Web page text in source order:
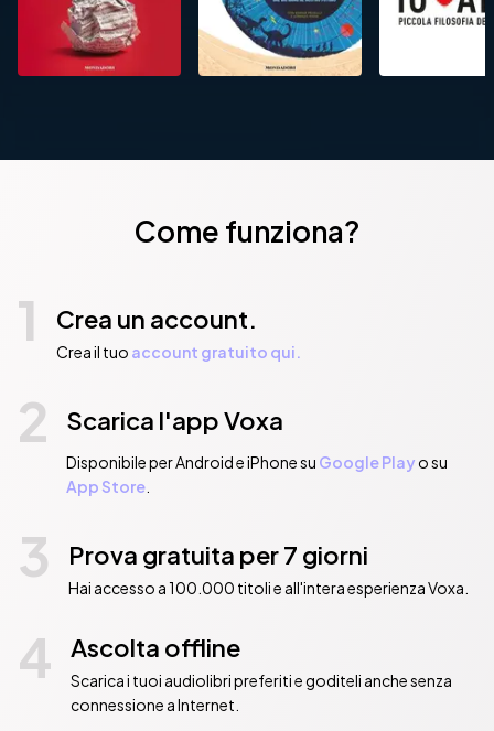
Come funziona?
1 Crea un account.
Crea il tuo account gratuito qui.
2 Scarica l'app Voxa
Disponibile per Android e iPhone su Google Playo su
App Store.
3 Prova gratuita per 7 giorni
Hai accesso a 100.000 titoli e all'intera esperienza Voxa.
4 Ascolta offline
Scarica i tuoi audiolibri preferiti e goditeli anche senza
connessione a Internet.